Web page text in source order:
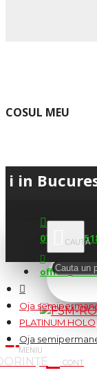
COSUL MEU
si
Oja
PLATINUM HOLO
Oja